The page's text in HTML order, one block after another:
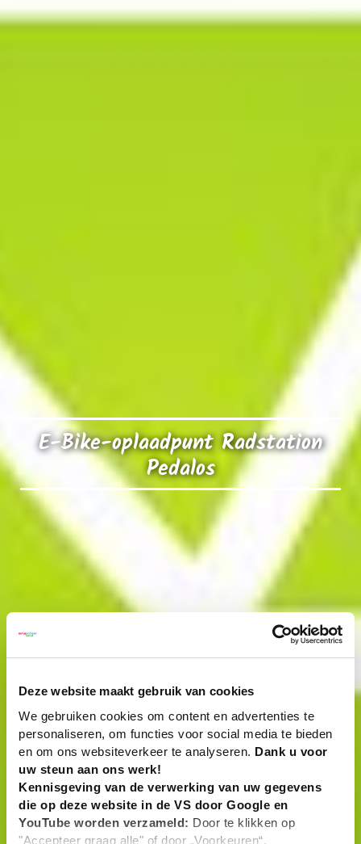
Deze website maakt gebruik van cookies
We gebruiken cookies om content en advertenties te
personaliseren, om functies voor social media te bieden
en om ons websiteverkeer te analyseren. Dank u voor
uw steun aan ons werk!
Kennisgeving van de verwerking van uw gegevens
die op deze website in de VS door Google en
YouTube worden verzameld: Door te klikken op
"Accepteer graag alle" of door „Voorkeuren“,
E-Bike-oplaadpunt Radstation
Pedalos